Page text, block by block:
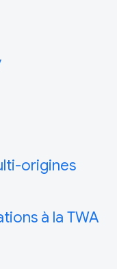
origines
à la TWA